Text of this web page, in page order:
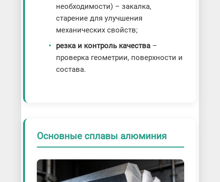
необходимости) – закалка,
старение для улучшения
механических свойств;
резка и контроль качества–
проверка геометрии, поверхности и
состава.
Основные сплавы алюминия